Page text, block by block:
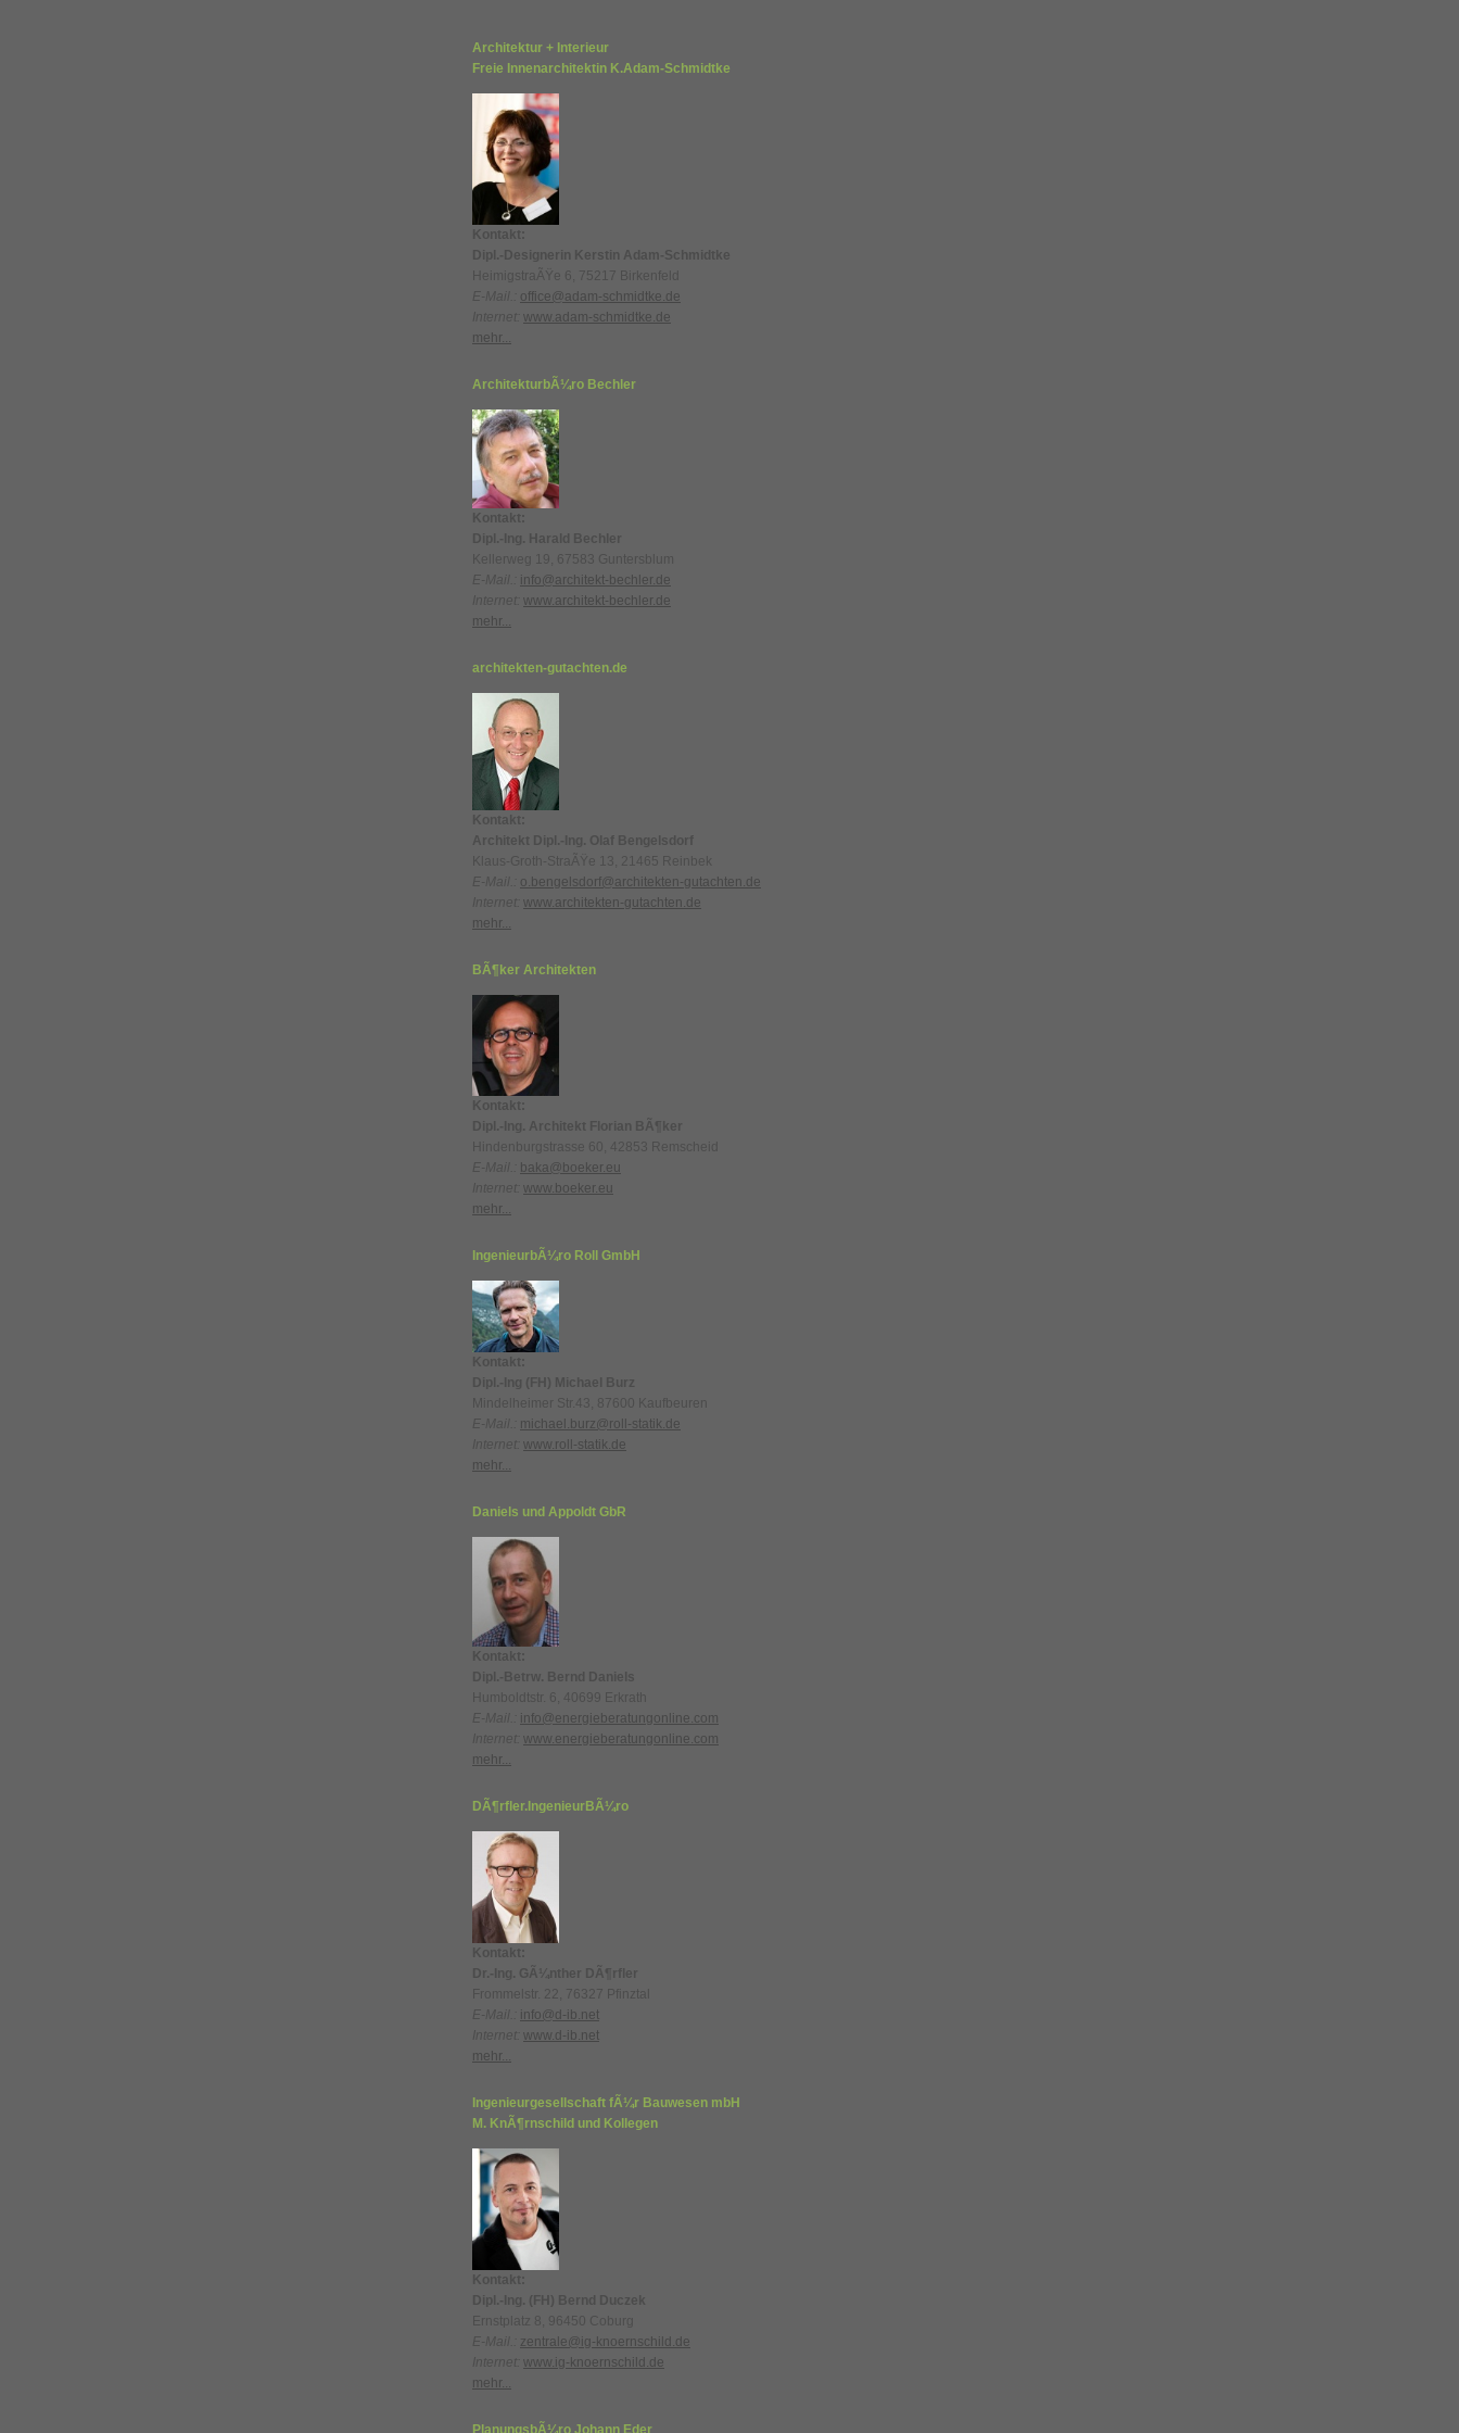
Architektur + Interieur
Freie Innenarchitektin K.Adam-Schmidtke
Kontakt:
Dipl.-Designerin Kerstin Adam-Schmidtke
HeimigstraÃŸe 6, 75217 Birkenfeld
E-Mail.:
office@adam-schmidtke.de
Internet: www.adam-schmidtke.de
mehr...
ArchitekturbÃ¼ro Bechler
Kontakt:
Dipl.-Ing. Harald Bechler
Kellerweg 19, 67583 Guntersblum
E-Mail.:
info@architekt-bechler.de
Internet: www.architekt-bechler.de
mehr...
architekten-gutachten.de
Kontakt:
Architekt Dipl.-Ing. Olaf Bengelsdorf
Klaus-Groth-StraÃŸe 13, 21465 Reinbek
E-Mail.:
o.bengelsdorf@architekten-gutachten.de
Internet: www.architekten-gutachten.de
mehr...
BÃ¶ker Architekten
Kontakt:
Dipl.-Ing. Architekt Florian BÃ¶ker
Hindenburgstrasse 60, 42853 Remscheid
E-Mail.:
baka@boeker.eu
Internet: www.boeker.eu
mehr...
IngenieurbÃ¼ro Roll GmbH
Kontakt:
Dipl.-Ing (FH) Michael Burz
Mindelheimer Str.43, 87600 Kaufbeuren
E-Mail.:
michael.burz@roll-statik.de
Internet: www.roll-statik.de
mehr...
Daniels und Appoldt GbR
Kontakt:
Dipl.-Betrw. Bernd Daniels
Humboldtstr. 6, 40699 Erkrath
E-Mail.:
info@energieberatungonline.com
Internet: www.energieberatungonline.com
mehr...
DÃ¶rfler.IngenieurBÃ¼ro
Kontakt:
Dr.-Ing. GÃ¼nther DÃ¶rfler
Frommelstr. 22, 76327 Pfinztal
E-Mail.:
info@d-ib.net
Internet: www.d-ib.net
mehr...
Ingenieurgesellschaft fÃ¼r Bauwesen mbH
M. KnÃ¶rnschild und Kollegen
Kontakt:
Dipl.-Ing. (FH) Bernd Duczek
Ernstplatz 8, 96450 Coburg
E-Mail.:
zentrale@ig-knoernschild.de
Internet: www.ig-knoernschild.de
mehr...
PlanungsbÃ¼ro Johann Eder